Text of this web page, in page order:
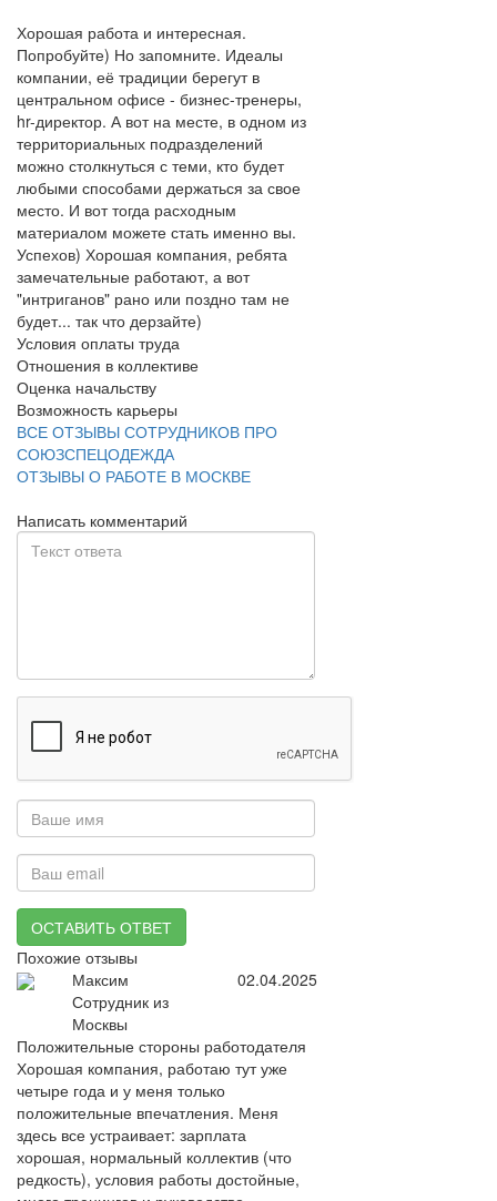
Хорошая работа и интересная.
Попробуйте) Но запомните. Идеалы
компании, её традиции берегут в
центральном офисе - бизнес-тренеры,
hr-директор. А вот на месте, в одном из
территориальных подразделений
можно столкнуться с теми, кто будет
любыми способами держаться за свое
место. И вот тогда расходным
материалом можете стать именно вы.
Успехов) Хорошая компания, ребята
замечательные работают, а вот
"интриганов" рано или поздно там не
будет... так что дерзайте)
Условия оплаты труда
Отношения в коллективе
Оценка начальству
Возможность карьеры
ВСЕ ОТЗЫВЫ СОТРУДНИКОВ ПРО
СОЮЗСПЕЦОДЕЖДА
ОТЗЫВЫ О РАБОТЕ В МОСКВЕ
Написать комментарий
ОСТАВИТЬ ОТВЕТ
Похожие отзывы
Максим
Сотрудник из
Москвы
02.04.2025
Положительные стороны работодателя
Хорошая компания, работаю тут уже
четыре года и у меня только
положительные впечатления. Меня
здесь все устраивает: зарплата
хорошая, нормальный коллектив (что
редкость), условия работы достойные,